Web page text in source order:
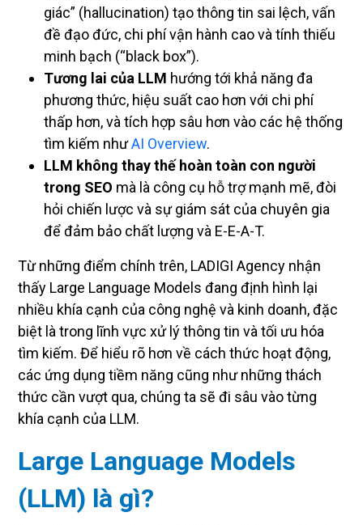
giác” (hallucination) tạo thông tin sai lệch, vấn
đề đạo đức, chi phí vận hành cao và tính thiếu
minh bạch (“black box”).
Tương lai của LLM hướng tới khả năng đa
phương thức, hiệu suất cao hơn với chi phí
thấp hơn, và tích hợp sâu hơn vào các hệ thống
tìm kiếm nhưAI Overview.
LLM không thay thế hoàn toàn con người
trong SEO mà là công cụ hỗ trợ mạnh mẽ, đòi
hỏi chiến lược và sự giám sát của chuyên gia
để đảm bảo chất lượng và E-E-A-T.
Từ những điểm chính trên, LADIGI Agency nhận
thấy Large Language Models đang định hình lại
nhiều khía cạnh của công nghệ và kinh doanh, đặc
biệt là trong lĩnh vực xử lý thông tin và tối ưu hóa
tìm kiếm. Để hiểu rõ hơn về cách thức hoạt động,
các ứng dụng tiềm năng cũng như những thách
thức cần vượt qua, chúng ta sẽ đi sâu vào từng
khía cạnh của LLM.
Large Language Models
(LLM) là gì?